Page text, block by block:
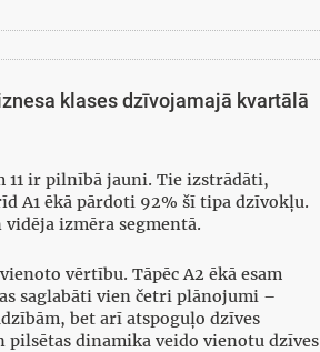
klases dzīvojamajā kvartālā
11 ir pilnībā jauni. Tie izstrādāti,
A1 ēkā pārdoti 92% šī tipa dzīvokļu.
izmēra segmentā.
vērtību. Tāpēc A2 ēkā esam
saglabāti vien četri plānojumi –
bet arī atspoguļo dzīves
dinamika veido vienotu dzīves